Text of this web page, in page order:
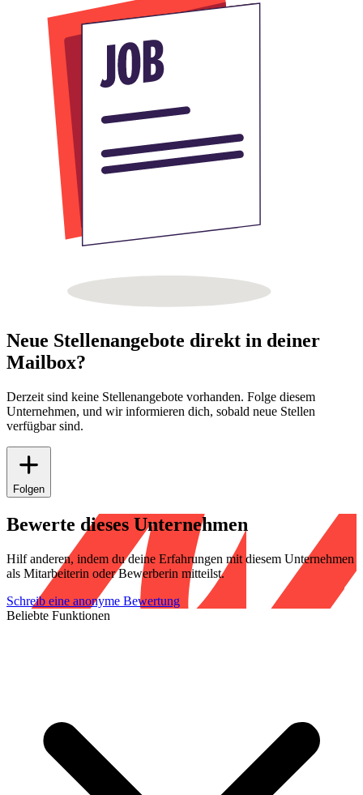
Neue Stellenangebote direkt in deiner
Mailbox?
Derzeit sind keine Stellenangebote vorhanden. Folge diesem
Unternehmen, und wir informieren dich, sobald neue Stellen
verfügbar sind.
Folgen
Bewerte dieses Unternehmen
Hilf anderen, indem du deine Erfahrungen mit diesem Unternehmen
als Mitarbeiterin oder Bewerberin mitteilst.
Schreib eine anonyme Bewertung
Beliebte Funktionen